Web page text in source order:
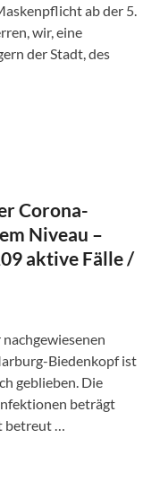
ab der 5.
wir, eine
der Stadt, des
Corona-
Niveau –
aktive Fälle /
Biedenkopf ist
geblieben. Die
beträgt
betreut …